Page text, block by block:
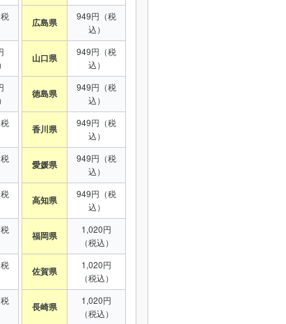
広島県
949円（税
込）
山口県
949円（税
込）
徳島県
949円（税
込）
香川県
949円（税
込）
愛媛県
949円（税
込）
高知県
949円（税
込）
福岡県
1,020円
（税込）
佐賀県
1,020円
（税込）
長崎県
1,020円
（税込）